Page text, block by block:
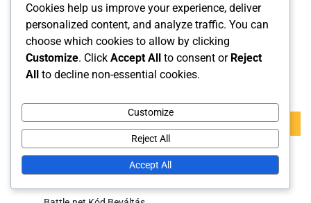
Blog archívum
Vegye fel velünk a kapcsolatot
Keresés
Search
for:
Kategóriák
Cookies help us improve your experience, deliver
personalized content, and analyze traffic. You can
choose which cookies to allow by clicking
Customize. Click Accept All to consent or Reject
All to decline non-essential cookies.
Customize
Reject All
Accept All